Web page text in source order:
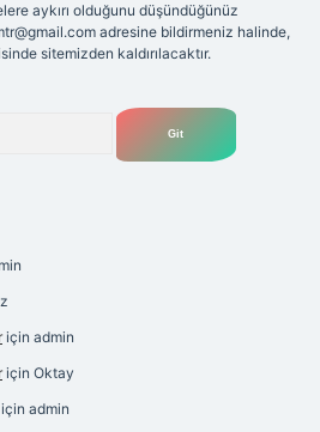
aykırı olduğunu düşündüğünüz
adresine bildirmeniz halinde,
sitemizden kaldırılacaktır.
için admin
için Oktay
için admin